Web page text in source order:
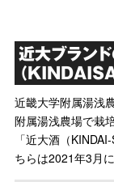
近大ブラン
（
近畿大学附属湯浅
附属湯浅農場で栽
「近大酒（
ちらは2021年3月